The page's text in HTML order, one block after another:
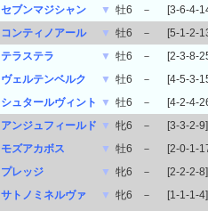
セブンマジシャン ▼ 牡6 －
[3-6-4-
コンティノアール ▼ 牡6 －
[5-1-2-
テラステラ ▼ 牡6 －
[2-3-8-
ヴェルテンベルク ▼ 牡6 －
[4-5-3-
シュタールヴィント ▼ 牡6 －
[4-2-4-
アンジュフィールド ▼ 牝6 －
[3-3-2-9]
モズアカボス ▼ 牡6 －
[2-0-1-
プレッジ ▼ 牝6 －
[2-2-2-8]
サトノミネルヴァ ▼ 牝6 －
[1-1-1-4]